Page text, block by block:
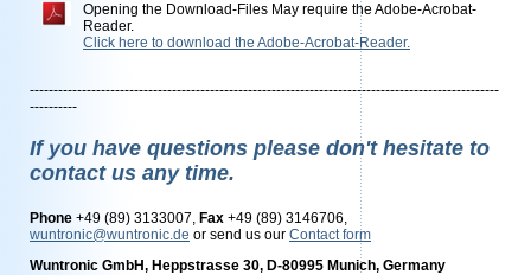
Opening the Download-Files May require the Adobe-Acrobat-
Reader.
Click here to download the Adobe-Acrobat-Reader.
---------------------------------------------------------------------------------------------------
----------
If you have questions please don't hesitate to
contact us any time.
Phone +49 (89) 3133007, Fax +49 (89) 3146706,
wuntronic@wuntronic.de or send us our Contact form
Wuntronic GmbH, Heppstrasse 30, D-80995 Munich, Germany